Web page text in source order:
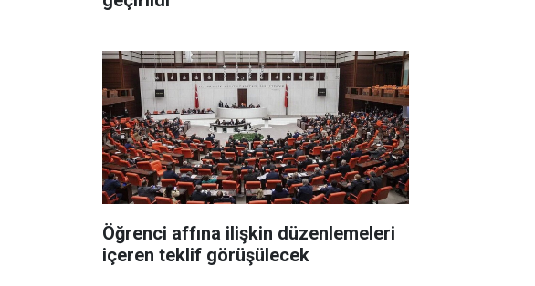
Öğrenci affına ilişkin düzenlemeleri
içeren teklif görüşülecek